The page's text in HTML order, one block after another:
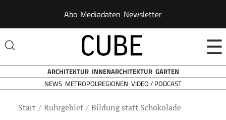
Abo Mediadaten Newsletter
☰
ARCHITEKTUR INNENARCHITEKTUR GARTEN
NEWS METROPOLREGIONEN VIDEO / PODCAST
Start Ruhrgebiet Bildung statt Schokolade